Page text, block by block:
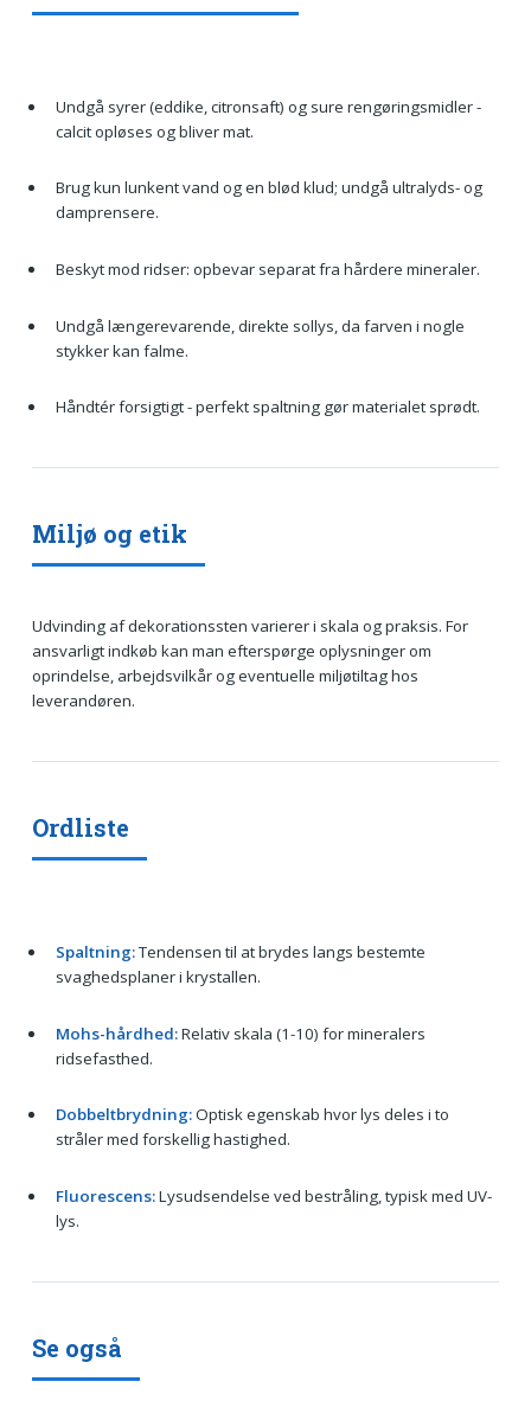
Undgå syrer (eddike, citronsaft) og sure rengøringsmidler -
calcit opløses og bliver mat.
Brug kun lunkent vand og en blød klud; undgå ultralyds- og
damprensere.
Beskyt mod ridser: opbevar separat fra hårdere mineraler.
Undgå længerevarende, direkte sollys, da farven i nogle
stykker kan falme.
Håndtér forsigtigt - perfekt spaltning gør materialet sprødt.
Miljø og etik
Udvinding af dekorationssten varierer i skala og praksis. For
ansvarligt indkøb kan man efterspørge oplysninger om
oprindelse, arbejdsvilkår og eventuelle miljøtiltag hos
leverandøren.
Ordliste
Spaltning:Tendensen til at brydes langs bestemte
svaghedsplaner i krystallen.
Mohs-hårdhed:Relativ skala (1-10) for mineralers
ridsefasthed.
Dobbeltbrydning:Optisk egenskab hvor lys deles i to
stråler med forskellig hastighed.
Fluorescens:Lysudsendelse ved bestråling, typisk med UV-
lys.
Se også